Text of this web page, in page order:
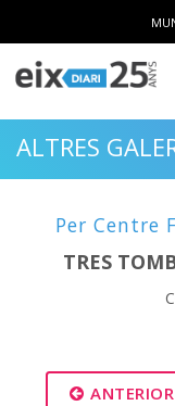
ALTRES
Per Centre
TRES
ANTERIOR